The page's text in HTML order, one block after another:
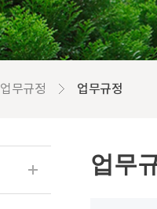
업무규정 업무규정
업무